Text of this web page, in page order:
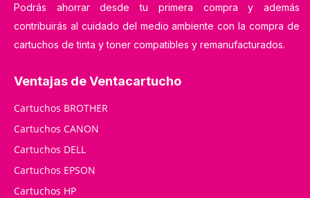
Podrás ahorrar desde tu primera compra y además
contribuirás al cuidado del medio ambiente con la compra de
cartuchos de tinta y toner compatibles y remanufacturados.
Ventajas de Ventacartucho
Cartuchos BROTHER
Cartuchos CANON
Cartuchos DELL
Cartuchos EPSON
Cartuchos HP